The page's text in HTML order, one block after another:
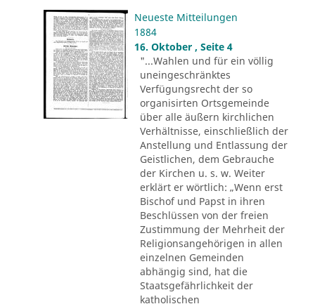
Neueste Mitteilungen
1884
16. Oktober , Seite 4
"...Wahlen und für ein völlig
uneingeschränktes
Verfügungsrecht der so
organisirten Ortsgemeinde
über alle äußern kirchlichen
Verhältnisse, einschließlich der
Anstellung und Entlassung der
Geistlichen, dem Gebrauche
der Kirchen u. s. w. Weiter
erklärt er wörtlich: „Wenn erst
Bischof und Papst in ihren
Beschlüssen von der freien
Zustimmung der Mehrheit der
Religionsangehörigen in allen
einzelnen Gemeinden
abhängig sind, hat die
Staatsgefährlichkeit der
katholischen